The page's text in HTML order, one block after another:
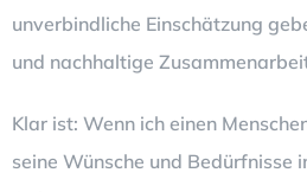
unverbindliche Einschätzung
und nachhaltige
Klar ist: Wenn ich einen
seine Wünsche und Bedürfnisse